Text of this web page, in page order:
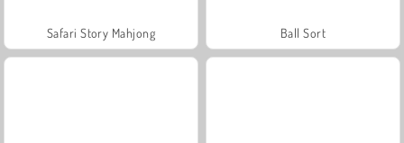
Safari Story Mahjong Ball Sort